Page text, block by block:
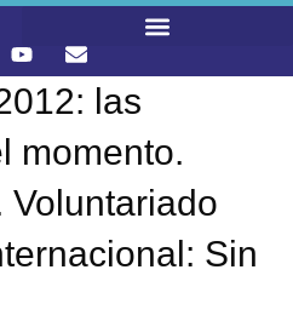
las
momento.
Voluntariado
Sin